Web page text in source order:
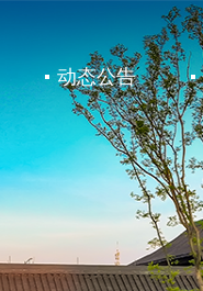
动态公告